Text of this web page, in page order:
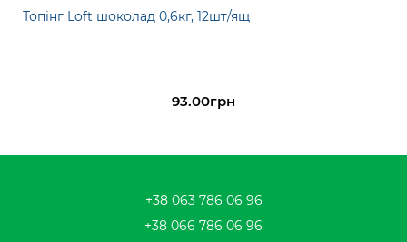
Топінг Loft шоколад 0,6кг, 12шт/ящ
93.00грн
+38 063 786 06 96
+38 066 786 06 96